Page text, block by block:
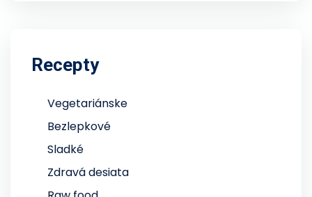
Recepty
Vegetariánske
Bezlepkové
Sladké
Zdravá desiata